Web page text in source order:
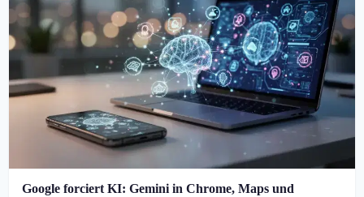
Google forciert KI: Gemini in Chrome, Maps und